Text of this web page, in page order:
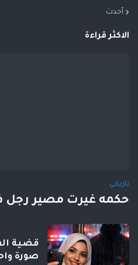
أحدث
الاكثر قراءة
تاريخي
حكمه غيرت مصير رجل
قضية
صورة